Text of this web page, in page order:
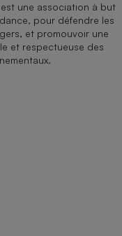
une association à but
pour défendre les
et promouvoir une
et respectueuse des